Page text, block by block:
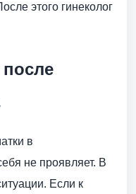
этого гинеколог
в
не проявляет. В
Если к